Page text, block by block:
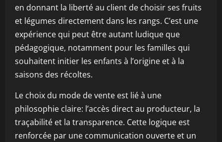
en donnant la liberté au client de choisir ses fruits
et légumes directement dans les rangs. C’est une
expérience qui peut être autant ludique que
pédagogique, notamment pour les familles qui
souhaitent initier les enfants à l’origine et à la
saisons des récoltes.
Le choix du mode de vente est lié à une
philosophie claire: l’accès direct au producteur, la
traçabilité et la transparence. Cette logique est
renforcée par une communication ouverte et un